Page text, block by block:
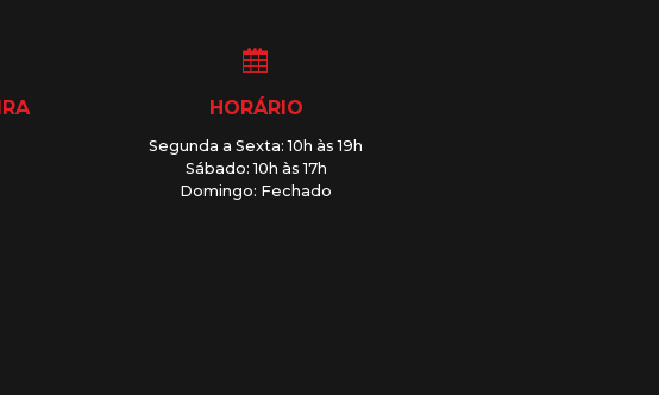
HORÁRIO
Segunda a Sexta: 10h às 19h
Sábado: 10h às 17h
Domingo: Fechado